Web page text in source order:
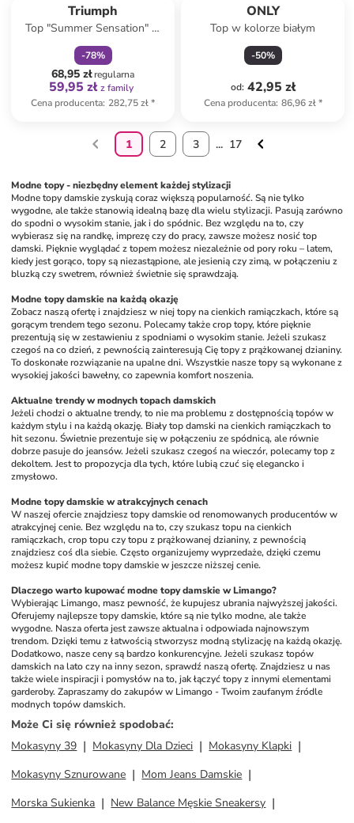
Triumph
Top "Summer Sensation" w
kolorze koralowym
-78%
68,95 złregularna
59,95 zł z family
Cena producenta: 282,75 zł*
ONLY
Top w kolorze białym
-50%
od: 42,95 zł
Cena producenta: 86,96 zł*
1 2 3 ... 17
Modne topy - niezbędny element każdej stylizacji
Modne topy damskie zyskują coraz większą popularność. Są nie tylko
wygodne, ale także stanowią idealną bazę dla wielu stylizacji. Pasują zarówno
do spodni o wysokim stanie, jak i do spódnic. Bez względu na to, czy
wybierasz się na randkę, imprezę czy do pracy, zawsze możesz nosić top
damski. Pięknie wyglądać z topem możesz niezależnie od pory roku – latem,
kiedy jest gorąco, topy są niezastąpione, ale jesienią czy zimą, w połączeniu z
bluzką czy swetrem, również świetnie się sprawdzają.
Modne topy damskie na każdą okazję
Zobacz naszą ofertę i znajdziesz w niej topy na cienkich ramiączkach, które są
gorącym trendem tego sezonu. Polecamy także crop topy, które pięknie
prezentują się w zestawieniu z spodniami o wysokim stanie. Jeżeli szukasz
czegoś na co dzień, z pewnością zainteresują Cię topy z prążkowanej dzianiny.
To doskonałe rozwiązanie na upalne dni. Wszystkie nasze topy są wykonane z
wysokiej jakości bawełny, co zapewnia komfort noszenia.
Aktualne trendy w modnych topach damskich
Jeżeli chodzi o aktualne trendy, to nie ma problemu z dostępnością topów w
każdym stylu i na każdą okazję. Biały top damski na cienkich ramiączkach to
hit sezonu. Świetnie prezentuje się w połączeniu ze spódnicą, ale równie
dobrze pasuje do jeansów. Jeżeli szukasz czegoś na wieczór, polecamy top z
dekoltem. Jest to propozycja dla tych, które lubią czuć się elegancko i
zmysłowo.
Modne topy damskie w atrakcyjnych cenach
W naszej ofercie znajdziesz topy damskie od renomowanych producentów w
atrakcyjnej cenie. Bez względu na to, czy szukasz topu na cienkich
ramiączkach, crop topu czy topu z prążkowanej dzianiny, z pewnością
znajdziesz coś dla siebie. Często organizujemy wyprzedaże, dzięki czemu
możesz kupić modne topy damskie w jeszcze niższej cenie.
Dlaczego warto kupować modne topy damskie w Limango?
Wybierając Limango, masz pewność, że kupujesz ubrania najwyższej jakości.
Oferujemy najlepsze topy damskie, które są nie tylko modne, ale także
wygodne. Nasza oferta jest zawsze aktualna i odpowiada najnowszym
trendom. Dzięki temu z łatwością stworzysz modną stylizację na każdą okazję.
Dodatkowo, nasze ceny są bardzo konkurencyjne. Jeżeli szukasz topów
damskich na lato czy na inny sezon, sprawdź naszą ofertę. Znajdziesz u nas
także wiele inspiracji i pomysłów na to, jak łączyć topy z innymi elementami
garderoby. Zapraszamy do zakupów w Limango - Twoim zaufanym źródle
modnych topów damskich.
Może Ci się również spodobać:
Mokasyny 39
Mokasyny Dla Dzieci
Mokasyny Klapki
Mokasyny Sznurowane
Mom Jeans Damskie
Morska Sukienka
New Balance Męskie Sneakersy